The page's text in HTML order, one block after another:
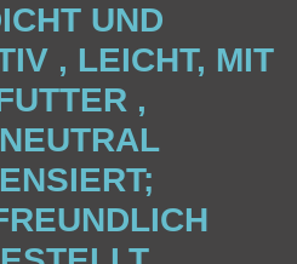
UND
, LEICHT, MIT
,